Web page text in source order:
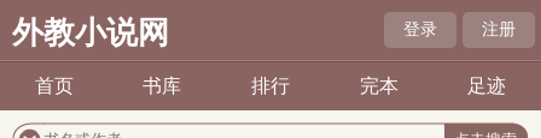
外教小说网 登录 注册
首页 书库 排行 完本 足迹